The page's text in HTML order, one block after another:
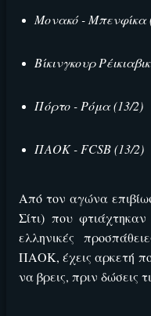
Μονακό - Μπενφίκα
Βίκινγκουρ
Πόρτο - Ρόμα (13/2)
ΠΑΟΚ - FCSB (13/2)
Από τον αγώνα
Σίτι) που
ελληνικές
ΠΑΟΚ, έχεις αρκετή
να βρεις, πριν δώσεις
ΕΓΚΡΙΣΗ ΑΠΟ ΑΡΧΟΝΤΑ ΕΓΚΡΙΣΗ ΑΠΟ ΑΡΧΟΝΤΑ